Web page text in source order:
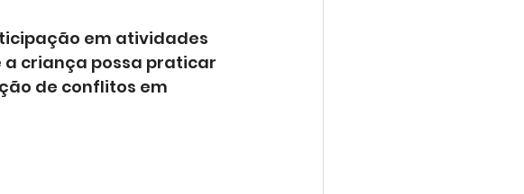
em atividades
a criança possa praticar
de conflitos em